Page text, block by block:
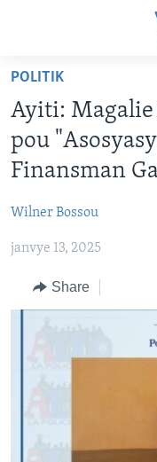
Skip
main
content
Skip
to
main
Skip
Search
LÈZETAZINI
AMERIK LATIN
VIDEO
FLASHPOINT IKRÈN
Learning English
POLITIK
Ayiti:
pou
Finansman
Wilner Bossou
janvye 13, 2025
Share